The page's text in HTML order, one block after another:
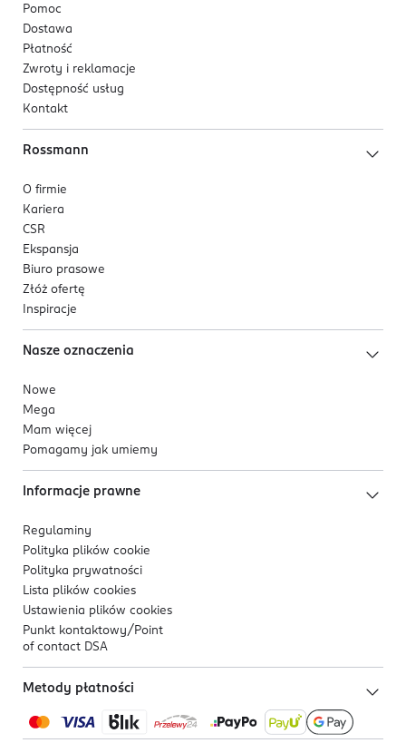
Pomoc
Dostawa
Płatność
Zwroty i reklamacje
Dostępność usług
Kontakt
Rossmann
O firmie
Kariera
CSR
Ekspansja
Biuro prasowe
Złóż ofertę
Inspiracje
Nasze oznaczenia
Nowe
Mega
Mam więcej
Pomagamy jak umiemy
Informacje prawne
Regulaminy
Polityka plików cookie
Polityka prywatności
Lista plików cookies
Ustawienia plików cookies
Punkt kontaktowy/ Point
of contact DSA
Metody płatności